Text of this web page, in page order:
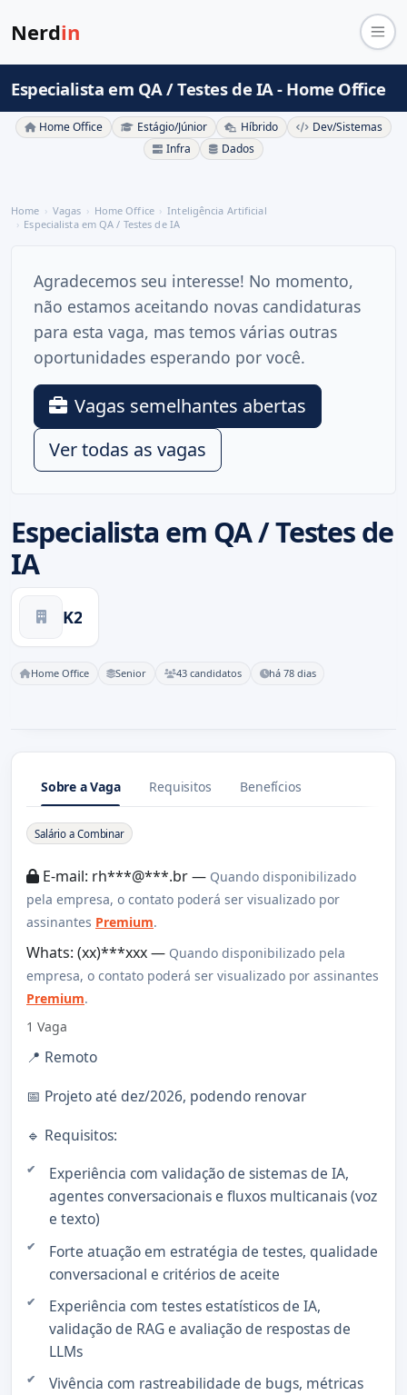
Nerdin
Especialista em QA / Testes de IA - Home Office
Home Office Estágio/Júnior Híbrido
Dev/Sistemas
Infra
Dados
Home Vagas Home Office
Inteligência Artificial
Especialista em QA / Testes de IA
Especialista em QA / Testes de
IA
K2
Home Office Senior 43 candidatos há 78 dias
Agradecemos seu interesse! No momento,
não estamos aceitando novas candidaturas
para esta vaga, mas temos várias outras
oportunidades esperando por você.
Vagas semelhantes abertas
Ver todas as vagas
Sobre a Vaga Requisitos Benefícios
Sobre a Vaga
Salário a Combinar
E-mail: rh***@***.br — Quando disponibilizado
pela empresa, o contato poderá ser visualizado por
assinantes Premium.
Whats: (xx)***xxx — Quando disponibilizado pela
empresa, o contato poderá ser visualizado por assinantes
Premium.
1 Vaga
📍 Remoto
📅 Projeto até dez/2026, podendo renovar
🔹 Requisitos:
Experiência com validação de sistemas de IA,
agentes conversacionais e fluxos multicanais (voz
e texto)
Forte atuação em estratégia de testes, qualidade
conversacional e critérios de aceite
Experiência com testes estatísticos de IA,
validação de RAG e avaliação de respostas de
LLMs
Vivência com rastreabilidade de bugs, métricas